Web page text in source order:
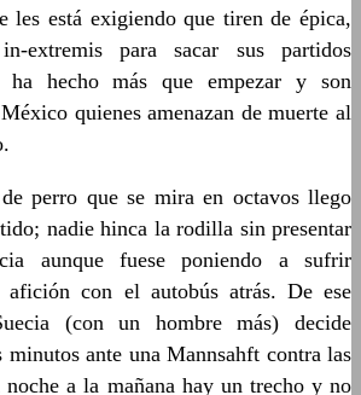
les está exigiendo que tiren de épica,
extremis para sacar sus partidos
ha hecho más que empezar y son
quienes amenazan de muerte al
perro que se mira en octavos llego
nadie hinca la rodilla sin presentar
aunque fuese poniendo a sufrir
afición con el autobús atrás. De ese
(con un hombre más) decide
ante una Mannsahft contra las
noche a la mañana hay un trecho y no